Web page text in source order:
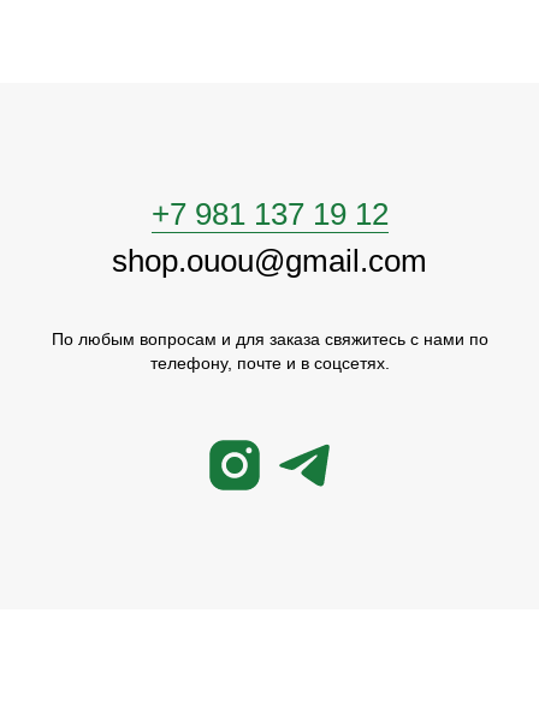
+7 981 137 19 12
shop.ouou@gmail.com
По любым вопросам и для заказа свяжитесь с нами по
телефону, почте и в соцсетях.